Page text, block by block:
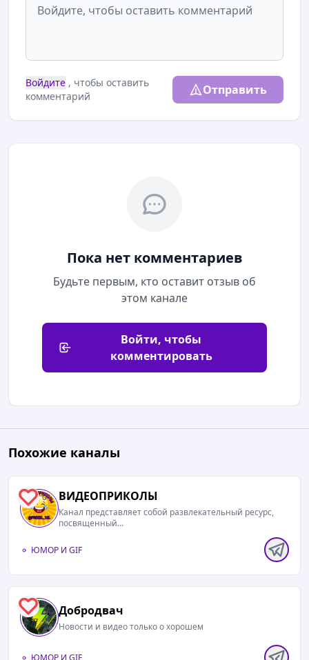
Войдите , чтобы оставить
комментарий
Отправить
Пока нет комментариев
Будьте первым, кто оставит отзыв об
этом канале
Войти, чтобы
комментировать
Похожие каналы
0 ВИДЕОПРИКОЛЫ
Канал представляет собой развлекательный ресурс,
посвященный...
ЮМОР И GIF
1 Добродвач
Новости и видео только о хорошем
ЮМОР И GIF